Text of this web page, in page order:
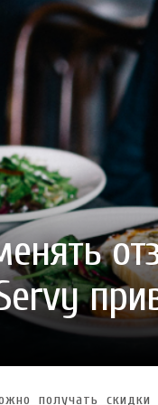
у які час перестати
смакує до чаю: новинка
у кожному
космічний Сирний
MAUDAU: як затримати
получать